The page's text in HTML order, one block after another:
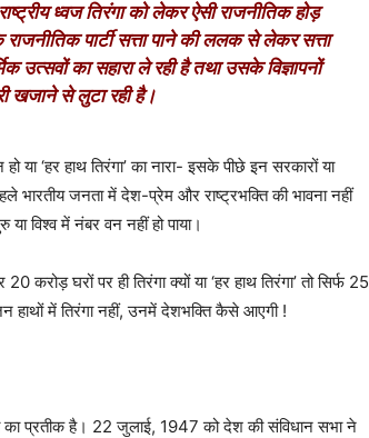
ध्वज तिरंगा को लेकर ऐसी राजनीतिक होड़
पार्टी सत्ता पाने की ललक से लेकर सत्ता
उत्सवों का सहारा ले रही है तथा उसके विज्ञापनों
खजाने से लुटा रही है।
या ‘हर हाथ तिरंगा’ का नारा- इसके पीछे इन सरकारों या
भारतीय जनता में देश-प्रेम और राष्ट्रभक्ति की भावना नहीं
विश्व में नंबर वन नहीं हो पाया।
घरों पर ही तिरंगा क्यों या ‘हर हाथ तिरंगा’ तो सिर्फ 25
हाथों में तिरंगा नहीं, उनमें देशभक्ति कैसे आएगी !
का प्रतीक है। 22 जुलाई, 1947 को देश की संविधान सभा ने